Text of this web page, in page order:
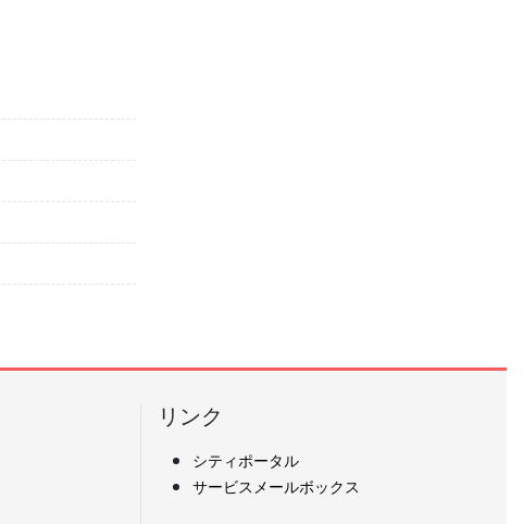
リンク
シティポータル
サービスメールボックス